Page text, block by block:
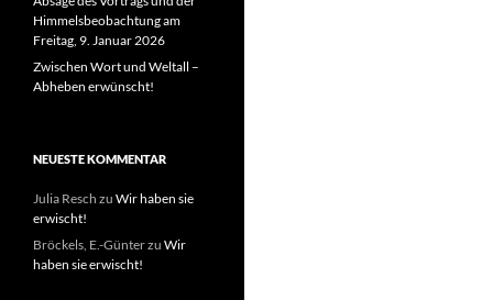
Himmelsbeobachtung am
Freitag, 9. Januar 2026
Zwischen Wort und Weltall –
Abheben erwünscht!
NEUESTE KOMMENTAR
Julia Resch zu Wir haben sie
erwischt!
Bröckels, E.-Günterzu Wir
haben sie erwischt!